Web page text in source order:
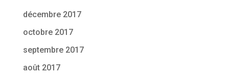
décembre 2017
octobre 2017
septembre 2017
août 2017